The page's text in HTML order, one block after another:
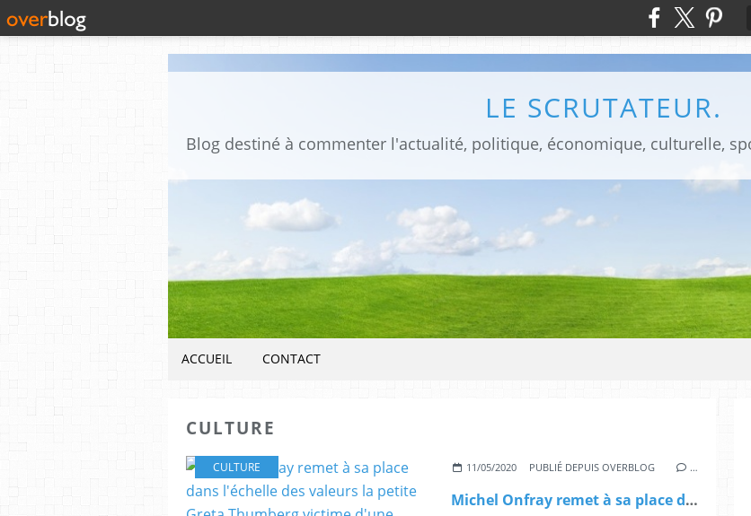
LE SCRUTATEUR.
ACCUEIL CONTACT
CULTURE
CULTURE 11/05/2020 PUBLIÉ DEPUIS OVERBLOG …
Michel Onfray remet à sa place dans l'échelle des valeurs la petite Greta Thumberg victime d'une intelligenzia immature et décérébrée.